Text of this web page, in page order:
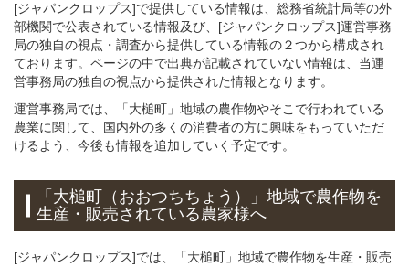
[ジャパンクロップス]で提供している情報は、総務省統計局等の外
部機関で公表されている情報及び、[ジャパンクロップス]運営事務
局の独自の視点・調査から提供している情報の２つから構成され
ております。ページの中で出典が記載されていない情報は、当運
営事務局の独自の視点から提供された情報となります。
運営事務局では、「大槌町」地域の農作物やそこで行われている
農業に関して、国内外の多くの消費者の方に興味をもっていただ
けるよう、今後も情報を追加していく予定です。
「大槌町（おおつちちょう）」地域で農作物を
生産・販売されている農家様へ
[ジャパンクロップス]では、「大槌町」地域で農作物を生産・販売